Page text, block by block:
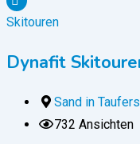
Skitouren
Dynafit
Sand in Taufers
732 Ansichten